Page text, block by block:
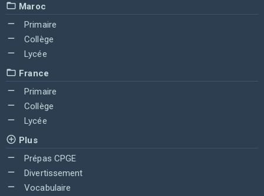
Maroc
Primaire
Collège
Lycée
France
Primaire
Collège
Lycée
Plus
Prépas CPGE
Divertissement
Vocabulaire